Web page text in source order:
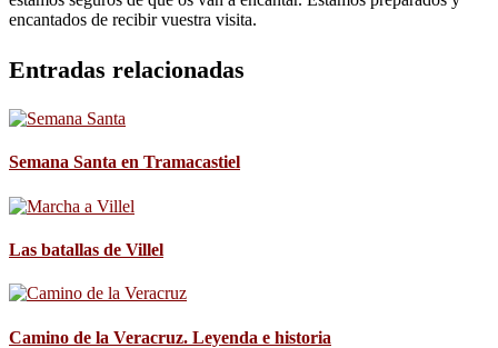
encantados de recibir vuestra visita.
Entradas relacionadas
Semana Santa en Tramacastiel
Las batallas de Villel
Camino de la Veracruz. Leyenda e historia